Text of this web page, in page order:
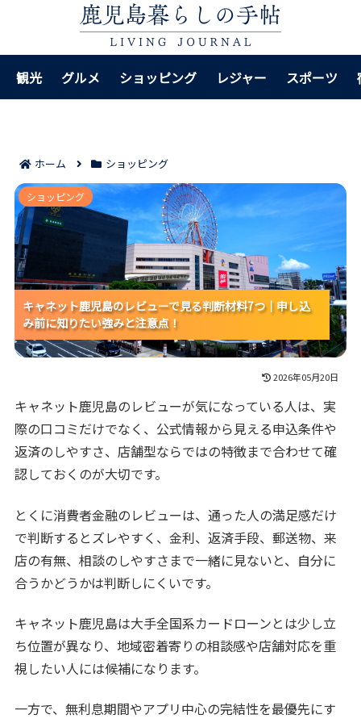
観光 グルメ ショッピング レジャー スポーツ
ホーム ショッピング
キャネット鹿児島のレビューで見る判断材料7つ｜申し
込み前に知りたい強みと注意点！
キャネット鹿児島のレビューで見る判断材料7つ｜申し込
み前に知りたい強みと注意点！
キャネット鹿児島のレビューで見る判断材料7つ｜申し込
み前に知りたい強みと注意点！
キャネット鹿児島のレビューで見る判断材料7つ｜申し込
み前に知りたい強みと注意点！
ショッピング
2026年05月20日
キャネット鹿児島のレビューが気になっている人は、実
際の口コミだけでなく、公式情報から見える申込条件や
返済のしやすさ、店舗型ならではの特徴まで合わせて確
認しておくのが大切です。
とくに消費者金融のレビューは、通った人の満足感だけ
で判断するとズレやすく、金利、返済手段、郵送物、来
店の有無、相談のしやすさまで一緒に見ないと、自分に
合うかどうかは判断しにくいです。
キャネット鹿児島は大手全国系カードローンとは少し立
ち位置が異なり、地域密着寄りの相談感や店舗対応を重
視したい人には候補になります。
一方で、無利息期間やアプリ中心の完結性を最優先にす